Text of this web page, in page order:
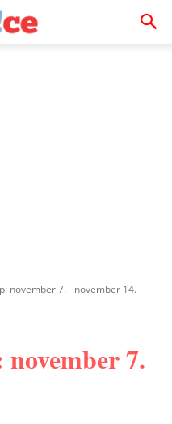
november 7. - november 14.
7.